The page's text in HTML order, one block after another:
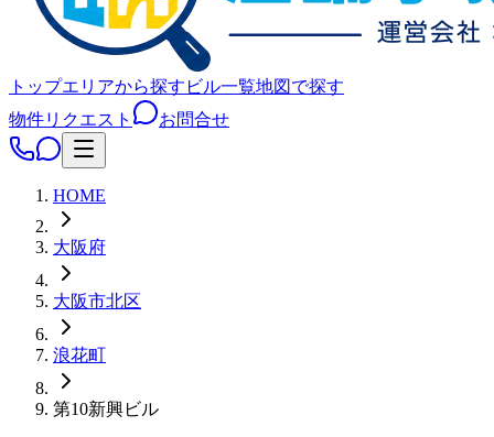
トップエリアから探す ビル一覧地図で探す
物件リクエスト
お問合せ
HOME
大阪府
大阪市北区
浪花町
第10新興ビル